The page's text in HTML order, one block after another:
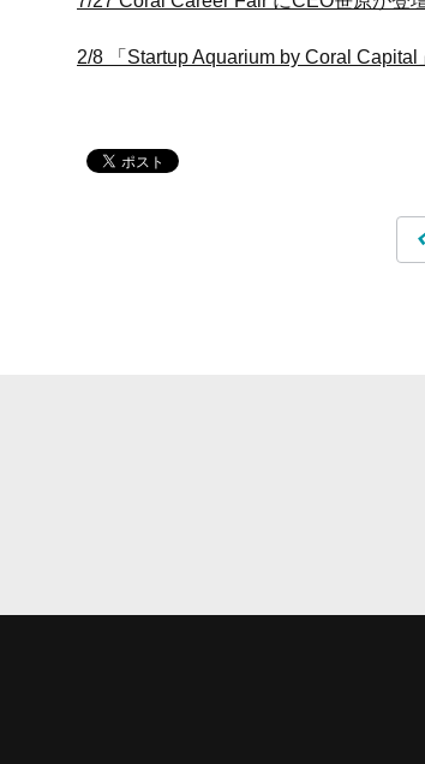
2/8 「Startup Aquarium by Coral